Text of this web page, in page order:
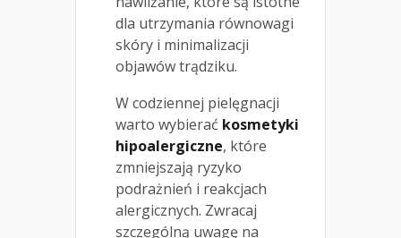
dla utrzymania równowagi
skóry i minimalizacji
objawów trądziku.
W codziennej pielęgnacji
warto wybierać kosmetyki
hipoalergiczne, które
zmniejszają ryzyko
podrażnień i reakcjach
alergicznych. Zwracaj
szczególną uwagę na